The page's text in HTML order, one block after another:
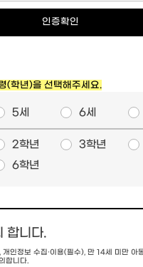
인증확인
(학년)을 선택해주세요.
5세 6세
2학년 3학년
6학년
합니다.
인정보 수집·이용(필수), 만 14세 미만 아
합니다.